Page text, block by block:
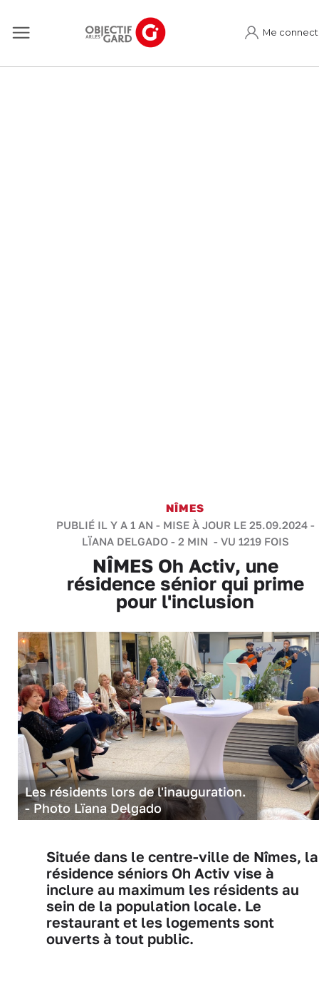
Me
NÎMES
PUBLIÉ IL Y A 1 AN - MISE À JOUR LE 25.09.2024 -
LÏANA DELGADO- 2 MIN - VU 1219 FOIS
NÎMES Oh Activ, une
résidence sénior qui prime
pour l'inclusion
Les résidents lors de l'inauguration.
- Photo Lïana Delgado
Située dans le centre-ville de Nîmes, la
résidence séniors Oh Activ vise à
inclure au maximum les résidents au
sein de la population locale. Le
restaurant et les logements sont
ouverts à tout public.